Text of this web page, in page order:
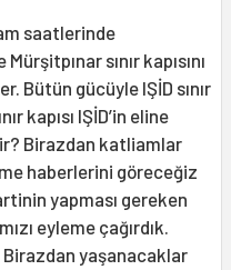
saatlerinde
sınır kapısını
Bütün gücüyle IŞİD sınır
kapısı IŞİD’in eline
Birazdan katliamlar
haberlerini göreceğiz
yapması gereken
eyleme çağırdık.
Birazdan yaşanacaklar